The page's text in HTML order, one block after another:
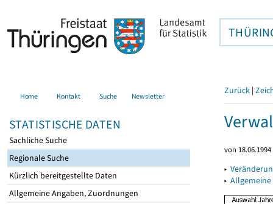
Home Kontakt Suche Newsletter
STATISTISCHE DATEN
Sachliche Suche
Regionale Suche
Kürzlich bereitgestellte Daten
Allgemeine Angaben, Zuordnungen
Zurück |
von
▸
▸